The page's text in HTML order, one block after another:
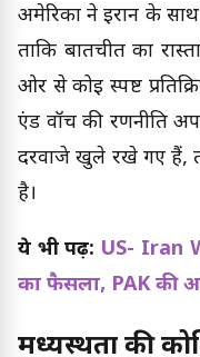
अमेरिका ने ईरान के
ताकि बातचीत का
ओर से कोई स्पष्ट
एंड वॉच की रणनीति
दरवाजे खुले रखे गए हैं,
है।
ये भी पढ़ें: US- Iran
का फैसला, PAK की
मध्यस्थता की